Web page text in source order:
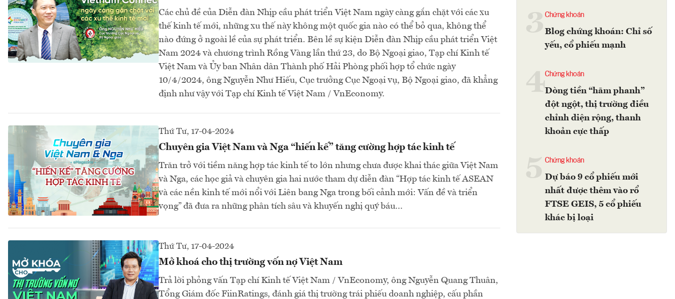
Các chủ đề của Diễn đàn Nhịp cầu phát triển Việt Nam ngày càng gắn chặt với các xu
thế kinh tế mới, những xu thế này không một quốc gia nào có thể bỏ qua, không thể
nào đứng ở ngoài lề của sự phát triển. Bên lề sự kiện Diễn đàn Nhịp cầu phát triển Việt
Nam 2024 và chương trình Rồng Vàng lần thứ 23, do Bộ Ngoại giao, Tạp chí Kinh tế
Việt Nam và Ủy ban Nhân dân Thành phố Hải Phòng phối hợp tổ chức ngày
10/4/2024, ông Nguyễn Như Hiếu, Cục trưởng Cục Ngoại vụ, Bộ Ngoại giao, đã khẳng
định như vậy với Tạp chí Kinh tế Việt Nam / VnEconomy.
Thứ Tư, 17-04-2024
Chuyên gia Việt Nam và Nga “hiến kế” tăng cường hợp tác kinh tế
Trăn trở với tiềm năng hợp tác kinh tế to lớn nhưng chưa được khai thác giữa Việt Nam
và Nga, các học giả và chuyên gia hai nước tham dự diễn đàn “Hợp tác kinh tế ASEAN
và các nền kinh tế mới nổi với Liên bang Nga trong bối cảnh mới: Vấn đề và triển
vọng” đã đưa ra những phân tích sâu và khuyến nghị quý báu...
Thứ Tư, 17-04-2024
Mở khoá cho thị trường vốn nợ Việt Nam
Trả lời phỏng vấn Tạp chí Kinh tế Việt Nam / VnEconomy, ông Nguyễn Quang Thuân,
Tổng Giám đốc FiinRatings, đánh giá thị trường trái phiếu doanh nghiệp, cấu phần
Chứng khoán
Blog chứng khoán: Chỉ số
yếu, cổ phiếu mạnh
4Chứng khoán
Dòng tiền “hãm phanh”
đột ngột, thị trường điều
chỉnh diện rộng, thanh
khoản cực thấp
Chứng khoán
Dự báo 9 cổ phiếu mới
nhất được thêm vào rổ
FTSE GEIS, 5 cổ phiếu
khác bị loại